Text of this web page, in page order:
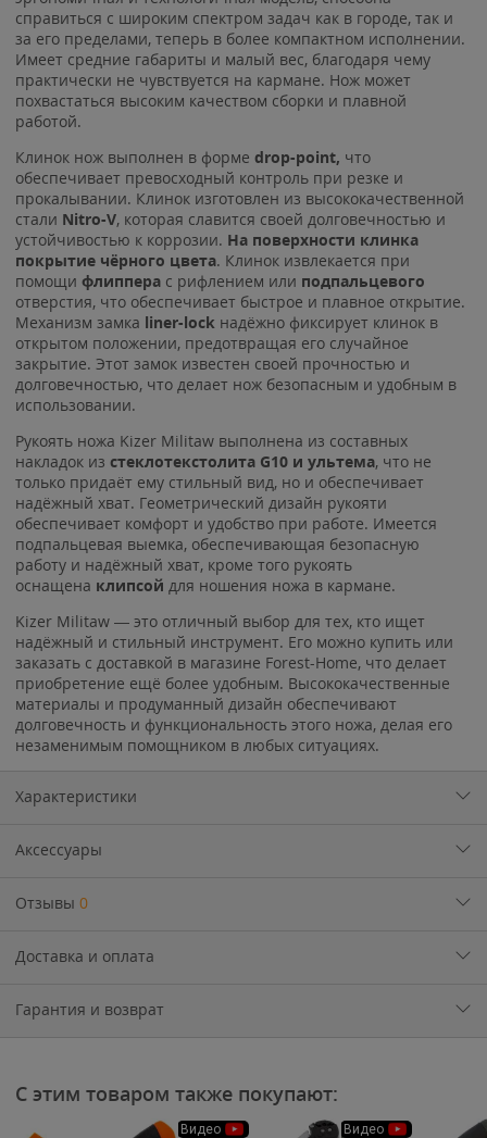
справиться с широким спектром задач как в городе, так и
за его пределами, теперь в более компактном исполнении.
Имеет средние габариты и малый вес, благодаря чему
практически не чувствуется на кармане. Нож может
похвастаться высоким качеством сборки и плавной
работой.
Клинок нож выполнен в форме drop-point, что
обеспечивает превосходный контроль при резке и
прокалывании. Клинок изготовлен из высококачественной
стали Nitro-V, которая славится своей долговечностью и
устойчивостью к коррозии. На поверхности клинка
покрытие чёрного цвета. Клинок извлекается при
помощи флиппера с рифлением или подпальцевого
отверстия, что обеспечивает быстрое и плавное открытие.
Механизм замка liner-lock надёжно фиксирует клинок в
открытом положении, предотвращая его случайное
закрытие. Этот замок известен своей прочностью и
долговечностью, что делает нож безопасным и удобным в
использовании.
Рукоять ножа Kizer Militaw выполнена из составных
накладок из стеклотекстолита G10 и ультема, что не
только придаёт ему стильный вид, но и обеспечивает
надёжный хват. Геометрический дизайн рукояти
обеспечивает комфорт и удобство при работе. Имеется
подпальцевая выемка, обеспечивающая безопасную
работу и надёжный хват, кроме того рукоять
оснащена клипсой для ношения ножа в кармане.
Kizer Militaw — это отличный выбор для тех, кто ищет
надёжный и стильный инструмент. Его можно купить или
заказать с доставкой в магазине Forest-Home, что делает
приобретение ещё более удобным. Высококачественные
материалы и продуманный дизайн обеспечивают
долговечность и функциональность этого ножа, делая его
незаменимым помощником в любых ситуациях.
Характеристики
Аксессуары
Отзывы 0
Доставка и оплата
Гарантия и возврат
С этим товаром также покупают:
Видео Видео